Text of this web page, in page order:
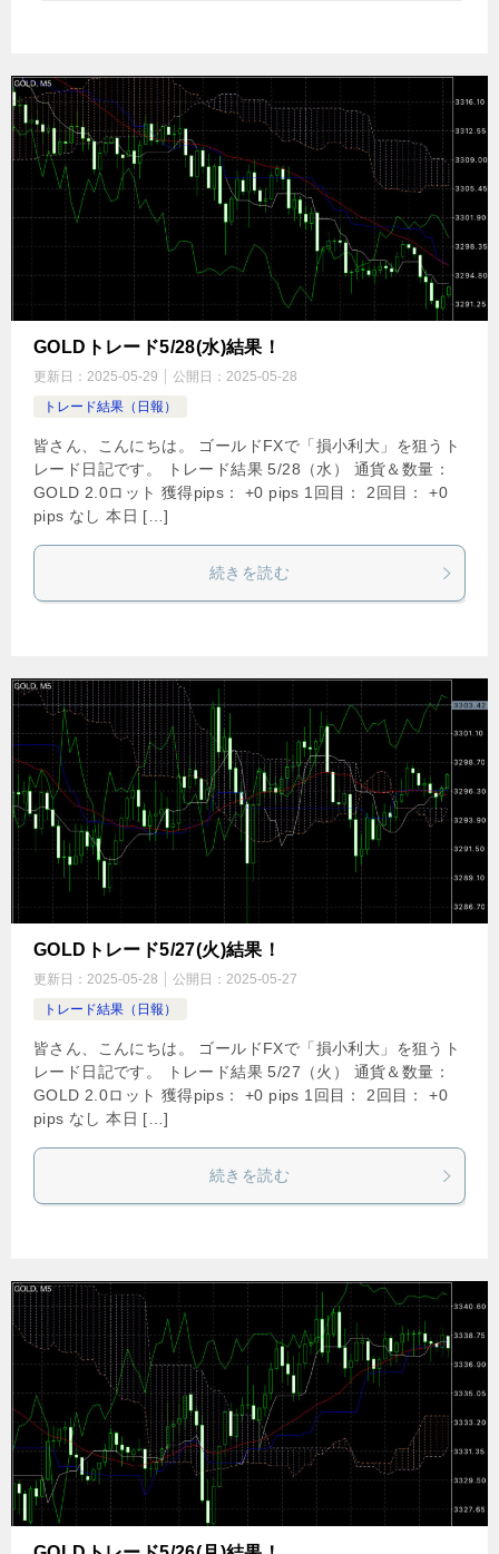
GOLDトレード5/28(水)結果！
更新日： 2025-05-29 公開日： 2025-05-28
トレード結果（日報）
皆さん、こんにちは。 ゴールドFXで「損小利大」を狙うト
レード日記です。 トレード結果 5/28（水） 通貨＆数量：
GOLD 2.0ロット 獲得pips： +0 pips 1回目： 2回目： +0
pips なし 本日 […]
続きを読む
GOLDトレード5/27(火)結果！
更新日： 2025-05-28 公開日： 2025-05-27
トレード結果（日報）
皆さん、こんにちは。 ゴールドFXで「損小利大」を狙うト
レード日記です。 トレード結果 5/27（火） 通貨＆数量：
GOLD 2.0ロット 獲得pips： +0 pips 1回目： 2回目： +0
pips なし 本日 […]
続きを読む